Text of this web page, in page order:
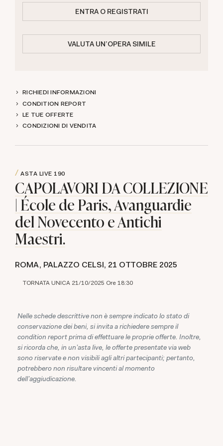
ENTRA O REGISTRATI
VALUTA UN'OPERA SIMILE
RICHIEDI INFORMAZIONI
CONDITION REPORT
LE TUE OFFERTE
CONDIZIONI DI VENDITA
ASTA LIVE 190
CAPOLAVORI DA COLLEZIONE
| École de Paris, Avanguardie
del Novecento e Antichi
Maestri.
ROMA, PALAZZO CELSI, 21 OTTOBRE 2025
TORNATA UNICA 21/10/2025 Ore 18:30
Nelle schede descrittive non è sempre indicato lo stato di
conservazione dei beni, si invita a richiedere sempre il
condition report prima di effettuare le proprie offerte. Inoltre,
si ricorda che, in un'asta live, le offerte presentate via web
sono riservate e non visibili agli altri partecipanti; pertanto,
potrebbero non risultare vincenti al momento
dell'aggiudicazione.